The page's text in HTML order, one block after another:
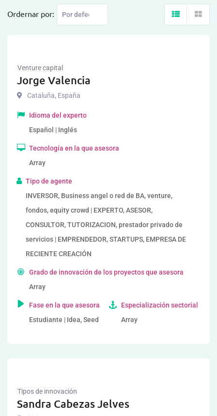
Ordernar por:
Venture capital
Jorge Valencia
Cataluña, España
Idioma del experto
Español | Inglés
Tecnología en la que asesora
Array
Tipo de agente
INVERSOR, Business angel o red de BA, venture,
fondos, equity crowd | EXPERTO, ASESOR,
CONSULTOR, TUTORIZACION, prestador privado de
servicios | EMPRENDEDOR, STARTUPS, EMPRESA DE
RECIENTE CREACIÓN
Grado de innovación de los proyectos que asesora
Array
Fase en la que asesora
Estudiante | Idea, Seed
Especialización sectorial
Array
Tipos de innovación
Sandra Cabezas Jelves